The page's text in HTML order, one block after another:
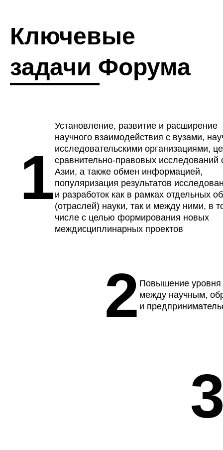
Ключевые
задачи Форума
1
Установление, развитие и расширение
научного взаимодействия с вузами,
исследовательскими организациями,
сравнительно-правовых исследований
Азии, а также обмен информацией,
популяризация результатов
и разработок как в рамках отдельных
(отраслей) науки, так и между ними, в
числе с целью формирования новых
междисциплинарных проектов
2 Повышение
между научным,
и